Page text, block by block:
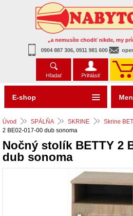
„a nemusíte chodiť nikde, my
0904 887 306, 0911 981 600
Hľadať Prihlásiť
Úvod SPÁLŇA SKRINE Skrine
2 BE02-017-00 dub sonoma
Nočný stolík BETTY 2
dub sonoma
E-shop